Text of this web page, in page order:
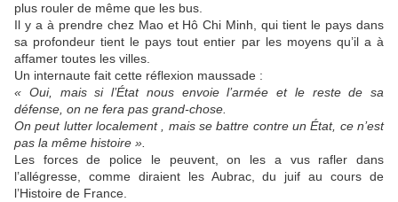
plus rouler de même que les bus.
Il y a à prendre chez Mao et Hô Chi Minh, qui tient le pays dans
sa profondeur tient le pays tout entier par les moyens qu’il a à
affamer toutes les villes.
Un internaute fait cette réflexion maussade :
« Oui, mais si l’État nous envoie l’armée et le reste de sa
défense, on ne fera pas grand-chose.
On peut lutter localement , mais se battre contre un État, ce n’est
pas la même histoire ».
Les forces de police le peuvent, on les a vus rafler dans
l’allégresse, comme diraient les Aubrac, du juif au cours de
l’Histoire de France.